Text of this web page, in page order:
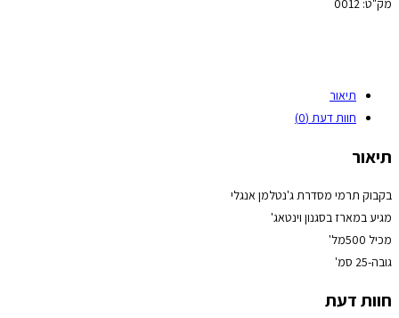
מק"ט: 0012
תיאור
חוות דעת (0)
תיאור
בקבוק תרמי מסדרת ג'נטלמן אנגלי
מגיע במארז בסגנון וינטאג'
מכיל 500מל'
גובה-25 סמ'
חוות דעת